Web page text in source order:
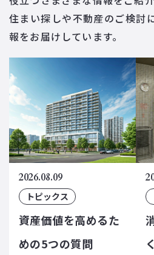
住まい探しや不動産のご検討
報をお届けしています。
2026.08.09
トピックス
資産価値を高めるた
めの5つの質問